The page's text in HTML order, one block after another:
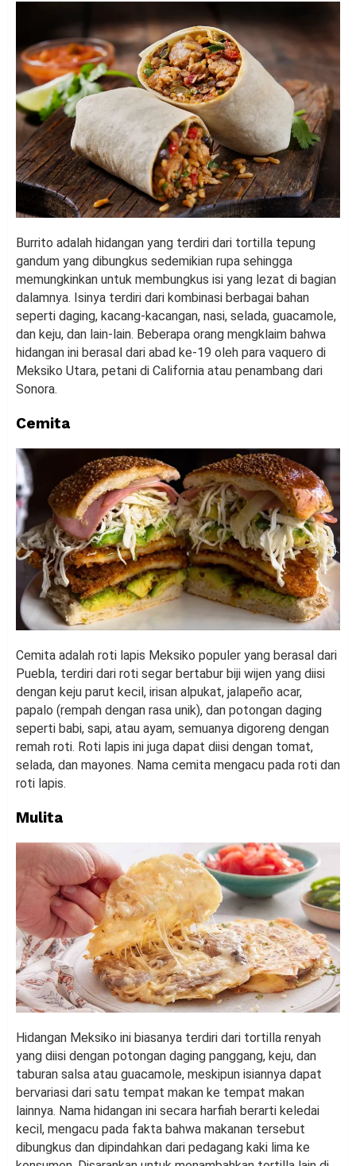
Burrito adalah hidangan yang terdiri dari tortilla tepung
gandum yang dibungkus sedemikian rupa sehingga
memungkinkan untuk membungkus isi yang lezat di bagian
dalamnya. Isinya terdiri dari kombinasi berbagai bahan
seperti daging, kacang-kacangan, nasi, selada, guacamole,
dan keju, dan lain-lain. Beberapa orang mengklaim bahwa
hidangan ini berasal dari abad ke-19 oleh para vaquero di
Meksiko Utara, petani di California atau penambang dari
Sonora.
Cemita
Cemita adalah roti lapis Meksiko populer yang berasal dari
Puebla, terdiri dari roti segar bertabur biji wijen yang diisi
dengan keju parut kecil, irisan alpukat, jalapeño acar,
papalo (rempah dengan rasa unik), dan potongan daging
seperti babi, sapi, atau ayam, semuanya digoreng dengan
remah roti. Roti lapis ini juga dapat diisi dengan tomat,
selada, dan mayones. Nama cemita mengacu pada roti dan
roti lapis.
Mulita
Hidangan Meksiko ini biasanya terdiri dari tortilla renyah
yang diisi dengan potongan daging panggang, keju, dan
taburan salsa atau guacamole, meskipun isiannya dapat
bervariasi dari satu tempat makan ke tempat makan
lainnya. Nama hidangan ini secara harfiah berarti keledai
kecil, mengacu pada fakta bahwa makanan tersebut
dibungkus dan dipindahkan dari pedagang kaki lima ke